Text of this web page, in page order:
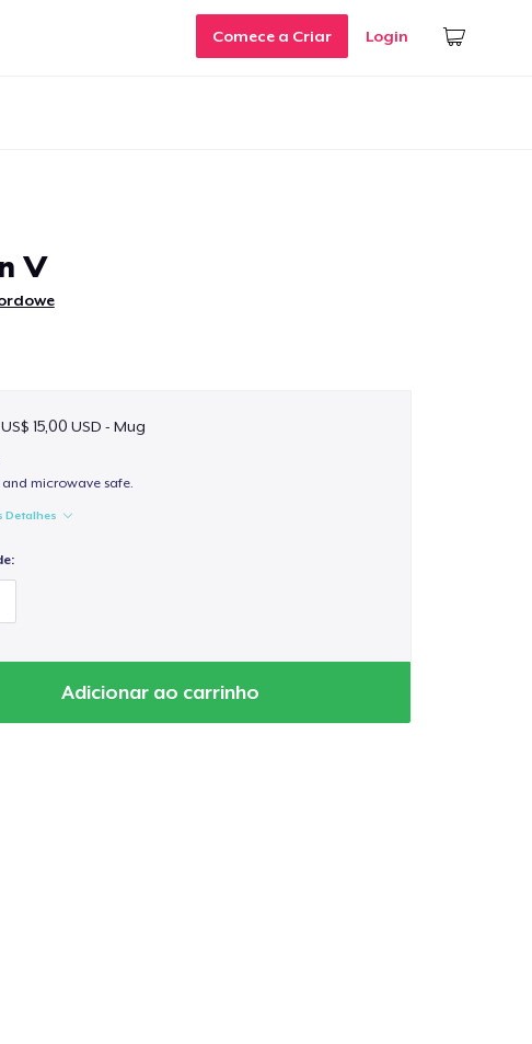
Comece a Criar Login
V
US$ 15,00 USD - Mug
and microwave safe.
Detalhes
Adicionar ao carrinho